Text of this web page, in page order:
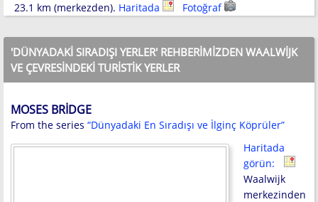
23.1 km (merkezden). Haritada Fotoğraf
'DÜNYADAKI SIRADIŞI YERLER' REHBERIMIZDEN WAALWIJK
VE ÇEVRESINDEKI TURISTIK YERLER
MOSES BRIDGE
From the series “Dünyadaki En Sıradışı ve İlginç Köprüler”
Haritada
görün:
Waalwijk
merkezinden